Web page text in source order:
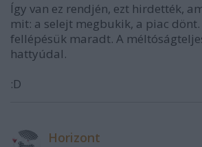
Így van ez rendjén, ezt hirdették,
mit: a selejt megbukik, a piac
fellépésük maradt. A
hattyúdal.
:D
Horizont